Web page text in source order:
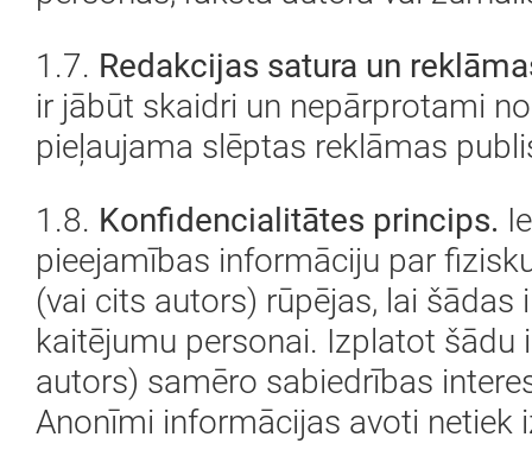
1.7. Redakcijas satura un
ir jābūt skaidri un nepārprotami
pieļaujama slēptas reklāmas
1.8. Konfidencialitātes princips.
pieejamības informāciju par
(vai cits autors) rūpējas, lai
kaitējumu personai. Izplatot
autors) samēro sabiedrības
Anonīmi informācijas avoti netiek